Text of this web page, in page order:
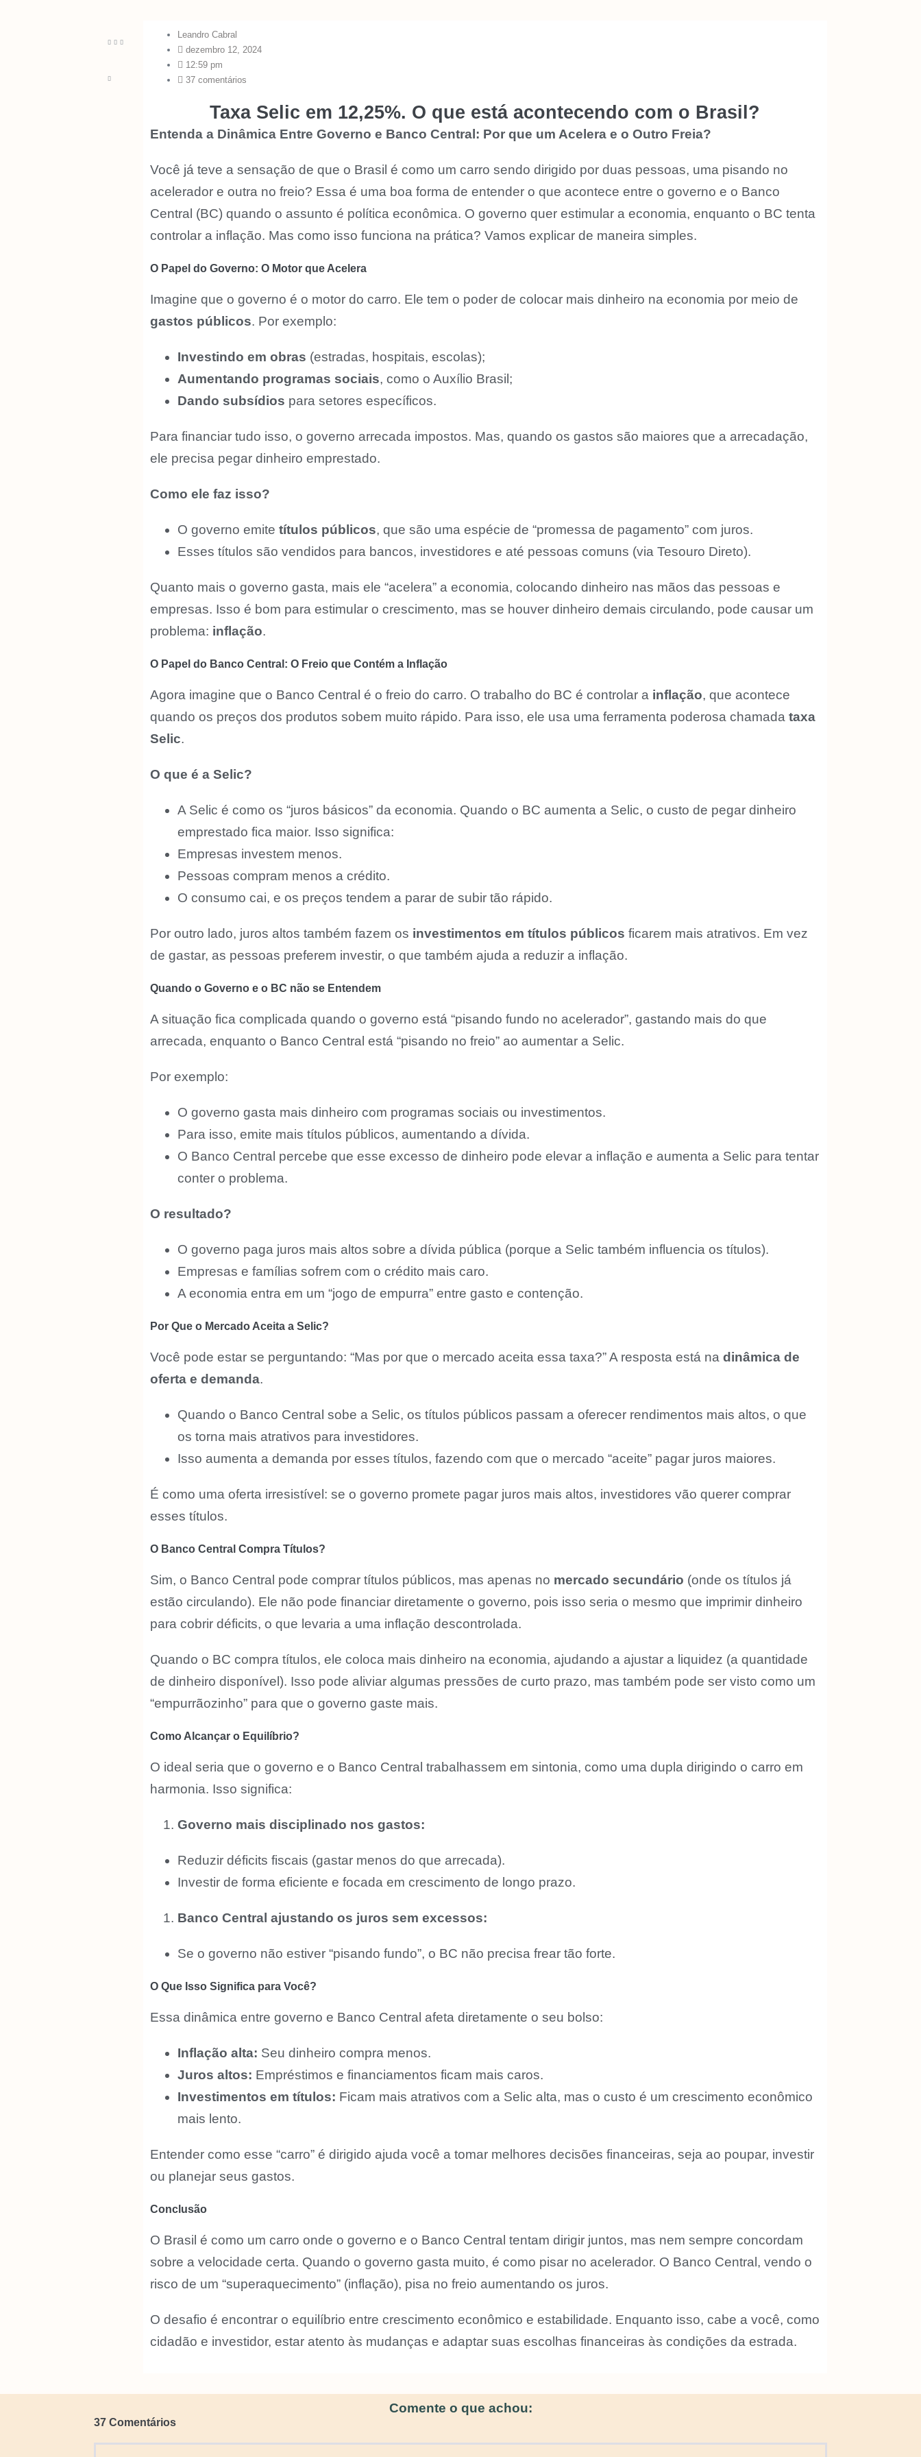
Leandro Cabral
dezembro 12, 2024
12:59 pm
37 comentários
Taxa Selic em 12,25%. O que está acontecendo com o Brasil?
Entenda a Dinâmica Entre Governo e Banco Central: Por que um Acelera e o Outro Freia?
Você já teve a sensação de que o Brasil é como um carro sendo dirigido por duas pessoas, uma pisando no
acelerador e outra no freio? Essa é uma boa forma de entender o que acontece entre o governo e o Banco
Central (BC) quando o assunto é política econômica. O governo quer estimular a economia, enquanto o BC tenta
controlar a inflação. Mas como isso funciona na prática? Vamos explicar de maneira simples.
O Papel do Governo: O Motor que Acelera
Imagine que o governo é o motor do carro. Ele tem o poder de colocar mais dinheiro na economia por meio de
gastos públicos. Por exemplo:
Investindo em obras (estradas, hospitais, escolas);
Aumentando programas sociais, como o Auxílio Brasil;
Dando subsídios para setores específicos.
Para financiar tudo isso, o governo arrecada impostos. Mas, quando os gastos são maiores que a arrecadação,
ele precisa pegar dinheiro emprestado.
Como ele faz isso?
O governo emite títulos públicos, que são uma espécie de “promessa de pagamento” com juros.
Esses títulos são vendidos para bancos, investidores e até pessoas comuns (via Tesouro Direto).
Quanto mais o governo gasta, mais ele “acelera” a economia, colocando dinheiro nas mãos das pessoas e
empresas. Isso é bom para estimular o crescimento, mas se houver dinheiro demais circulando, pode causar um
problema: inflação.
O Papel do Banco Central: O Freio que Contém a Inflação
Agora imagine que o Banco Central é o freio do carro. O trabalho do BC é controlar a inflação, que acontece
quando os preços dos produtos sobem muito rápido. Para isso, ele usa uma ferramenta poderosa chamada taxa
Selic.
O que é a Selic?
A Selic é como os “juros básicos” da economia. Quando o BC aumenta a Selic, o custo de pegar dinheiro
emprestado fica maior. Isso significa:
Empresas investem menos.
Pessoas compram menos a crédito.
O consumo cai, e os preços tendem a parar de subir tão rápido.
Por outro lado, juros altos também fazem os investimentos em títulos públicos ficarem mais atrativos. Em vez
de gastar, as pessoas preferem investir, o que também ajuda a reduzir a inflação.
Quando o Governo e o BC não se Entendem
A situação fica complicada quando o governo está “pisando fundo no acelerador”, gastando mais do que
arrecada, enquanto o Banco Central está “pisando no freio” ao aumentar a Selic.
Por exemplo:
O governo gasta mais dinheiro com programas sociais ou investimentos.
Para isso, emite mais títulos públicos, aumentando a dívida.
O Banco Central percebe que esse excesso de dinheiro pode elevar a inflação e aumenta a Selic para tentar
conter o problema.
O resultado?
O governo paga juros mais altos sobre a dívida pública (porque a Selic também influencia os títulos).
Empresas e famílias sofrem com o crédito mais caro.
A economia entra em um “jogo de empurra” entre gasto e contenção.
Por Que o Mercado Aceita a Selic?
Você pode estar se perguntando: “Mas por que o mercado aceita essa taxa?” A resposta está na dinâmica de
oferta e demanda.
Quando o Banco Central sobe a Selic, os títulos públicos passam a oferecer rendimentos mais altos, o que
os torna mais atrativos para investidores.
Isso aumenta a demanda por esses títulos, fazendo com que o mercado “aceite” pagar juros maiores.
É como uma oferta irresistível: se o governo promete pagar juros mais altos, investidores vão querer comprar
esses títulos.
O Banco Central Compra Títulos?
Sim, o Banco Central pode comprar títulos públicos, mas apenas no mercado secundário (onde os títulos já
estão circulando). Ele não pode financiar diretamente o governo, pois isso seria o mesmo que imprimir dinheiro
para cobrir déficits, o que levaria a uma inflação descontrolada.
Quando o BC compra títulos, ele coloca mais dinheiro na economia, ajudando a ajustar a liquidez (a quantidade
de dinheiro disponível). Isso pode aliviar algumas pressões de curto prazo, mas também pode ser visto como um
“empurrãozinho” para que o governo gaste mais.
Como Alcançar o Equilíbrio?
O ideal seria que o governo e o Banco Central trabalhassem em sintonia, como uma dupla dirigindo o carro em
harmonia. Isso significa:
Governo mais disciplinado nos gastos:
Reduzir déficits fiscais (gastar menos do que arrecada).
Investir de forma eficiente e focada em crescimento de longo prazo.
Banco Central ajustando os juros sem excessos:
Se o governo não estiver “pisando fundo”, o BC não precisa frear tão forte.
O Que Isso Significa para Você?
Essa dinâmica entre governo e Banco Central afeta diretamente o seu bolso:
Inflação alta: Seu dinheiro compra menos.
Juros altos: Empréstimos e financiamentos ficam mais caros.
Investimentos em títulos: Ficam mais atrativos com a Selic alta, mas o custo é um crescimento econômico
mais lento.
Entender como esse “carro” é dirigido ajuda você a tomar melhores decisões financeiras, seja ao poupar, investir
ou planejar seus gastos.
Conclusão
O Brasil é como um carro onde o governo e o Banco Central tentam dirigir juntos, mas nem sempre concordam
sobre a velocidade certa. Quando o governo gasta muito, é como pisar no acelerador. O Banco Central, vendo o
risco de um “superaquecimento” (inflação), pisa no freio aumentando os juros.
O desafio é encontrar o equilíbrio entre crescimento econômico e estabilidade. Enquanto isso, cabe a você, como
cidadão e investidor, estar atento às mudanças e adaptar suas escolhas financeiras às condições da estrada.
Comente o que achou:
37 Comentários